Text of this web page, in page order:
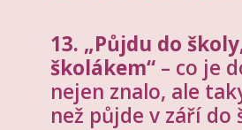
13. „Půjdu do
školákem“ – co je
nejen znalo, ale
než půjde v září do